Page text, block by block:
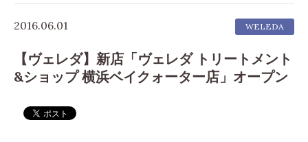
2016.06.01 WELEDA
【ヴェレダ】新店「ヴェレダ トリートメント
&ショップ 横浜ベイクォーター店」オープン